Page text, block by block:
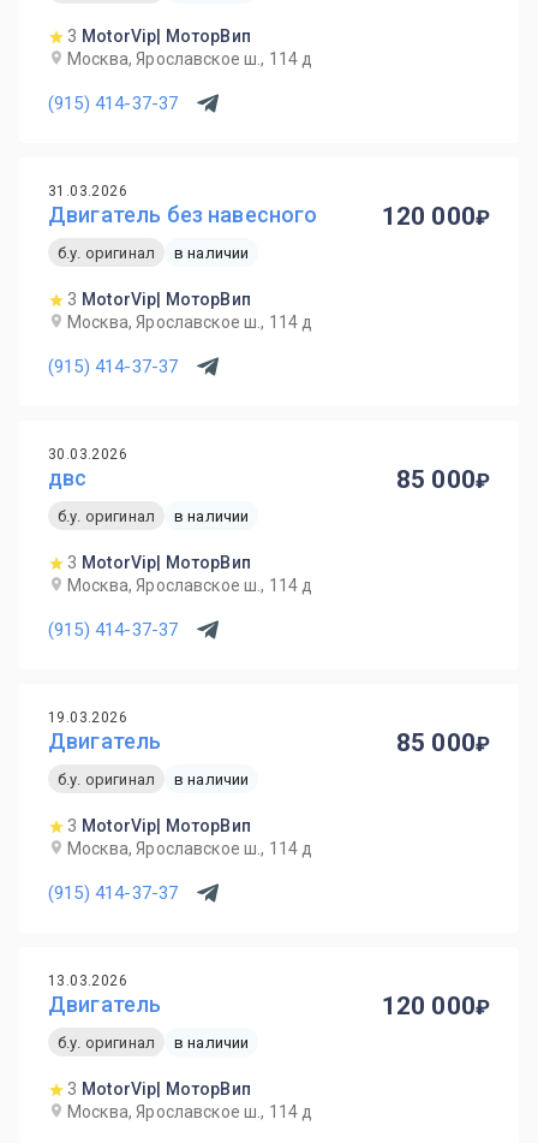
3 MotorVip| МоторВип
Москва, Ярославское ш., 114 д
(915) 414-37-37
31.03.2026
Двигатель без навесного
б.у. оригинал в наличии
3 MotorVip| МоторВип
Москва, Ярославское ш., 114 д
(915) 414-37-37
120 000
30.03.2026
двс
б.у. оригинал в наличии
3 MotorVip| МоторВип
Москва, Ярославское ш., 114 д
(915) 414-37-37
85 000
19.03.2026
Двигатель
б.у. оригинал в наличии
3 MotorVip| МоторВип
Москва, Ярославское ш., 114 д
(915) 414-37-37
85 000
13.03.2026
Двигатель
б.у. оригинал в наличии
3 MotorVip| МоторВип
Москва, Ярославское ш., 114 д
120 000